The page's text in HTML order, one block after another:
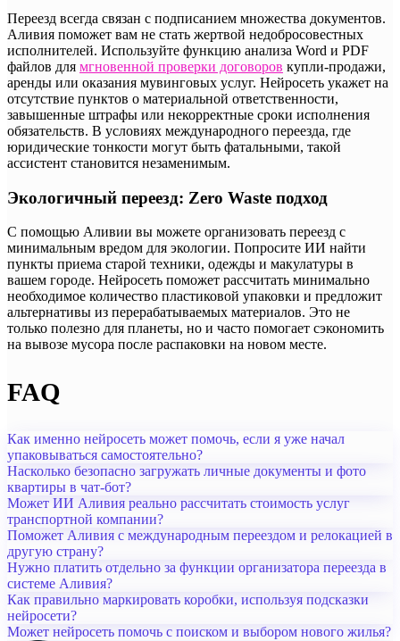
Переезд всегда связан с подписанием множества документов.
Аливия поможет вам не стать жертвой недобросовестных
исполнителей. Используйте функцию анализа Word и PDF
файлов для мгновенной проверки договоров купли-продажи,
аренды или оказания мувинговых услуг. Нейросеть укажет на
отсутствие пунктов о материальной ответственности,
завышенные штрафы или некорректные сроки исполнения
обязательств. В условиях международного переезда, где
юридические тонкости могут быть фатальными, такой
ассистент становится незаменимым.
Экологичный переезд: Zero Waste подход
С помощью Аливии вы можете организовать переезд с
минимальным вредом для экологии. Попросите ИИ найти
пункты приема старой техники, одежды и макулатуры в
вашем городе. Нейросеть поможет рассчитать минимально
необходимое количество пластиковой упаковки и предложит
альтернативы из перерабатываемых материалов. Это не
только полезно для планеты, но и часто помогает сэкономить
на вывозе мусора после распаковки на новом месте.
FAQ
Как именно нейросеть может помочь, если я уже начал
упаковываться самостоятельно?
Насколько безопасно загружать личные документы и фото
квартиры в чат-бот?
Может ИИ Аливия реально рассчитать стоимость услуг
транспортной компании?
Поможет Аливия с международным переездом и релокацией в
другую страну?
Нужно платить отдельно за функции организатора переезда в
системе Аливия?
Как правильно маркировать коробки, используя подсказки
нейросети?
Может нейросеть помочь с поиском и выбором нового жилья?